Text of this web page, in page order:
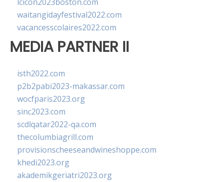
waitangidayfestival2022.com
vacancesscolaires2022.com
MEDIA PARTNER II
isth2022.com
p2b2pabi2023-makassar.com
wocfparis2023.org
sinc2023.com
scdlqatar2022-qa.com
thecolumbiagrill.com
provisionscheeseandwineshoppe.com
khedi2023.org
akademikgeriatri2023.org